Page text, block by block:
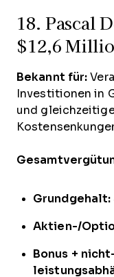
18. Pascal
$12,6
Bekannt für:
Investitionen in
und
Grundgehalt:
Aktien-/
Bonus +